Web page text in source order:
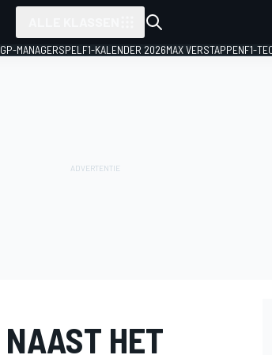
MANAGERSPEL F1-KALENDER 2026MAX VERSTAPPENF1-
HET